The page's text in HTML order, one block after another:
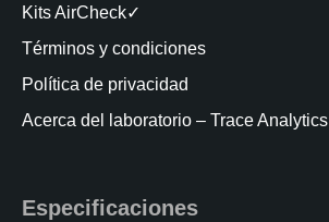
Kits AirCheck✓
Términos y condiciones
Política de privacidad
Acerca del laboratorio – Trace Analytics
Especificaciones